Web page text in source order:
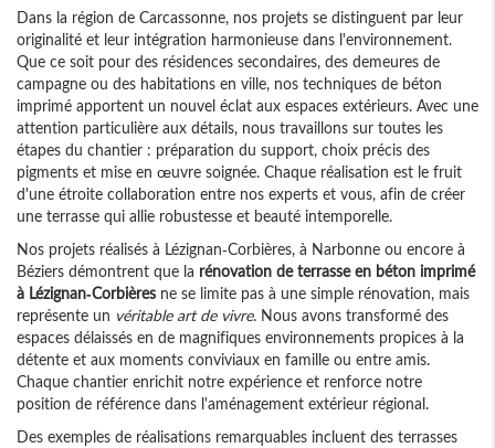
Dans la région de Carcassonne, nos projets se distinguent par leur
originalité et leur intégration harmonieuse dans l'environnement.
Que ce soit pour des résidences secondaires, des demeures de
campagne ou des habitations en ville, nos techniques de béton
imprimé apportent un nouvel éclat aux espaces extérieurs. Avec une
attention particulière aux détails, nous travaillons sur toutes les
étapes du chantier : préparation du support, choix précis des
pigments et mise en œuvre soignée. Chaque réalisation est le fruit
d'une étroite collaboration entre nos experts et vous, afin de créer
une terrasse qui allie robustesse et beauté intemporelle.
Nos projets réalisés à Lézignan-Corbières, à Narbonne ou encore à
Béziers démontrent que la rénovation de terrasse en béton imprimé
à Lézignan-Corbières ne se limite pas à une simple rénovation, mais
représente un véritable art de vivre. Nous avons transformé des
espaces délaissés en de magnifiques environnements propices à la
détente et aux moments conviviaux en famille ou entre amis.
Chaque chantier enrichit notre expérience et renforce notre
position de référence dans l'aménagement extérieur régional.
Des exemples de réalisations remarquables incluent des terrasses